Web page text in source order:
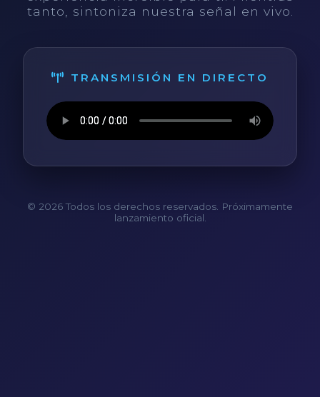
tanto, sintoniza nuestra señal en vivo.
TRANSMISIÓN EN DIRECTO
© 2026 Todos los derechos reservados. Próximamente
lanzamiento oficial.